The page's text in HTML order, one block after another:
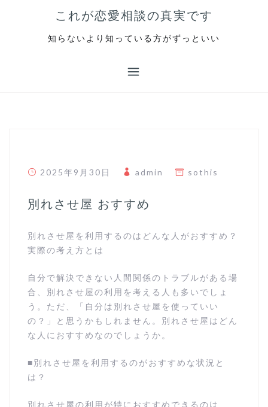
これが恋愛相談の真実です
知らないより知っている方がずっといい
2025年9月30日 admin sothis
別れさせ屋 おすすめ
別れさせ屋を利用するのはどんな人がおすすめ？
実際の考え方とは
自分で解決できない人間関係のトラブルがある場
合、別れさせ屋の利用を考える人も多いでしょ
う。ただ、「自分は別れさせ屋を使っていい
の？」と思うかもしれません。別れさせ屋はどん
な人におすすめなのでしょうか。
■別れさせ屋を利用するのがおすすめな状況と
は？
別れさせ屋の利用が特におすすめできるのは、